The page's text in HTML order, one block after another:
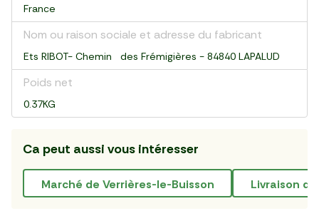
France
Nom ou raison sociale et adresse du fabricant
Ets RIBOT- Chemin des Frémigières - 84840 LAPALUD
Poids net
0.37KG
Ca peut aussi vous intéresser
marché de Verrières-le-Buisson livraison